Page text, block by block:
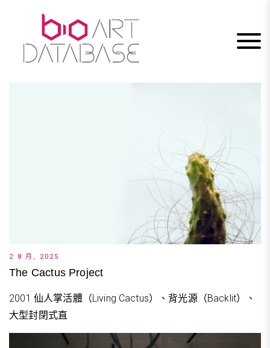
2 8 月, 2025
The Cactus Project
2001 仙人掌活體（Living Cactus）、背光源（Backlit）、
大型封閉式直